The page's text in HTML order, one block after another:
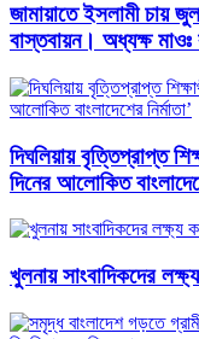
জামায়াতে ইসলামী চায়
বাস্তবায়ন। অধ্যক্ষ
দিঘলিয়ায় বৃত্তিপ্রাপ্ত
দিনের আলোকিত
খুলনায় সাংবাদিকদের